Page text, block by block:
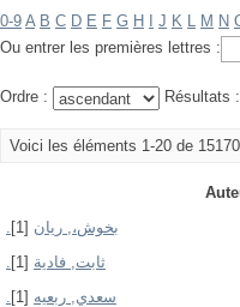
0-9 A B C D E F G H J K L M N
Ou entrer les premières lettres :
Ordre : Résultats :
Voici les éléments 1-20 de 15170
.بخوش،, ريان [1]
.ثابت, فادية [1]
.سعدي, ربعيه [1]